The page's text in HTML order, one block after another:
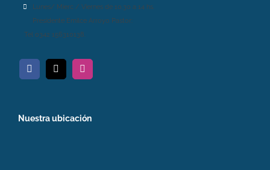
Lunes/ Mierc / Viernes de 10.30 a 14 hs.
Presidente Emilce Arroyo Pastor:
Tel 0342 156310138.
Nuestra ubicación